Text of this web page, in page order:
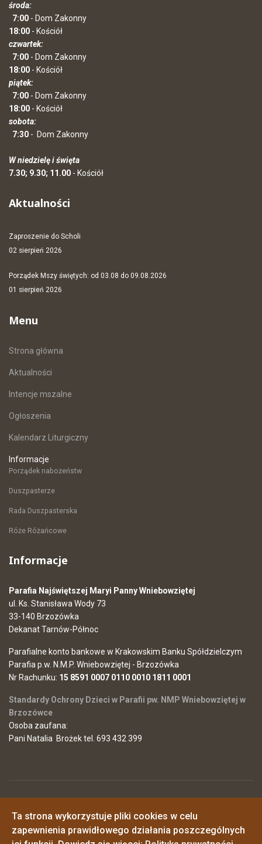
środa:
7:00 - Dom Zakonny
18:00 - Kościół
czwartek:
7:00 - Dom Zakonny
18:00 - Kościół
piątek:
7:00 - Dom Zakonny
18:00 - Kościół
sobota:
7:30 - Dom Zakonny
W niedzielę i święta
7.30; 9.30; 11.00 - Kościół
Aktualności
Zaproszenie do Scholi
02 sierpień 2026
Porządek Mszy świętych: od 03.08 do 09.08.2026
01 sierpień 2026
Menu
Strona główna
Aktualności
Intencje mszalne
Ogłoszenia
Kalendarz Liturgiczny
Informacje
Porządek nabożeństw
Duszpasterze
Rada Duszpasterska
Róże Różańcowe
Informacje
Parafia Najświętszej Maryi Panny Wniebowziętej
ul. Ks. Stanisława Wody 73
33-140 Brzozówka
Dekanat Tarnów-Północ
Parafialne konto bankowe w Krakowskim Banku Spółdzielczym
Parafia p.w. N.M.P. Wniebowziętej - Brzozówka
Nr Rachunku: 15 8591 0007 0110 0010 1811 0001
Standardy Ochrony Dzieci w Parafii pw. NMP Wniebowziętej w
Brzozówce
Osoba zaufana:
Pani Natalia Brożek tel. 693 432 399
Brzozówce
Polityka prywatności
o. Piotr - 725546968 o. Janusz - 517161348
Ta strona wykorzystuje pliki cookies w celu
zapewnienia prawidłowego działania poszczególnych